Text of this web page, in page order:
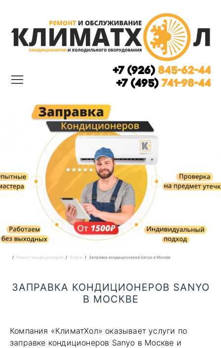
+7 (926)845-62-44
+7 (495)741-98-44
Ремонт кондиционеров Услуги Заправка кондиционеров Sanyo в Москве
ЗАПРАВКА КОНДИЦИОНЕРОВ SANYO
В МОСКВЕ
Компания «КлиматХол» оказывает услуги по
заправке кондиционеров Sanyo в Москве и